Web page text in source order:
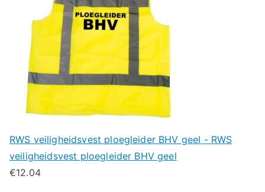
RWS veiligheidsvest ploegleider BHV geel - RWS
veiligheidsvest ploegleider BHV geel
€12.04